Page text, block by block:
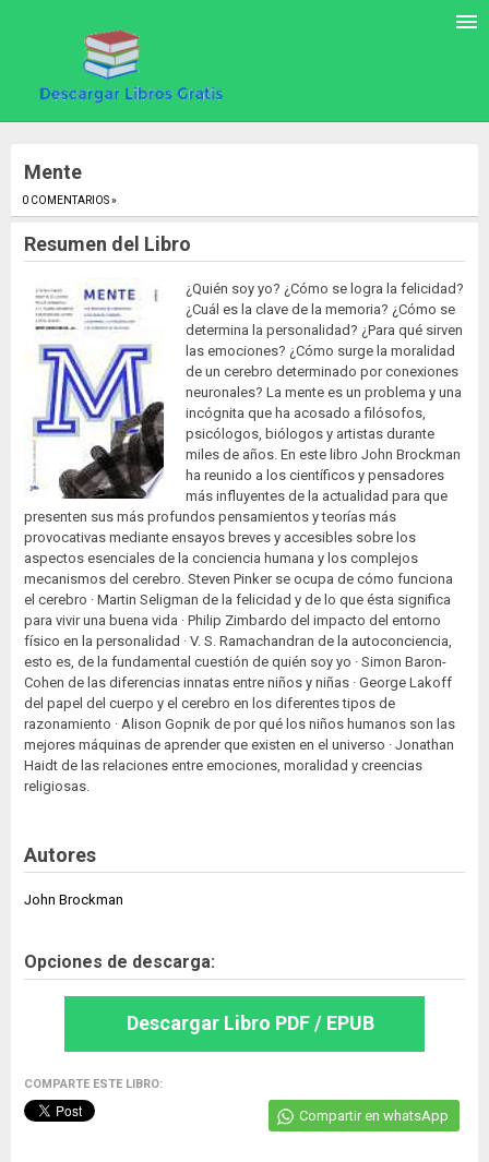
Mente
0 COMENTARIOS ».
Resumen del Libro
¿Quién soy yo? ¿Cómo se logra la felicidad?
¿Cuál es la clave de la memoria? ¿Cómo se
determina la personalidad? ¿Para qué sirven
las emociones? ¿Cómo surge la moralidad
de un cerebro determinado por conexiones
neuronales? La mente es un problema y una
incógnita que ha acosado a filósofos,
psicólogos, biólogos y artistas durante
miles de años. En este libro John Brockman
ha reunido a los científicos y pensadores
más influyentes de la actualidad para que
presenten sus más profundos pensamientos y teorías más
provocativas mediante ensayos breves y accesibles sobre los
aspectos esenciales de la conciencia humana y los complejos
mecanismos del cerebro. Steven Pinker se ocupa de cómo funciona
el cerebro · Martin Seligman de la felicidad y de lo que ésta significa
para vivir una buena vida · Philip Zimbardo del impacto del entorno
físico en la personalidad · V. S. Ramachandran de la autoconciencia,
esto es, de la fundamental cuestión de quién soy yo · Simon Baron-
Cohen de las diferencias innatas entre niños y niñas · George Lakoff
del papel del cuerpo y el cerebro en los diferentes tipos de
razonamiento · Alison Gopnik de por qué los niños humanos son las
mejores máquinas de aprender que existen en el universo · Jonathan
Haidt de las relaciones entre emociones, moralidad y creencias
religiosas.
Autores
John Brockman
Opciones de descarga:
Descargar Libro PDF / EPUB
COMPARTE ESTE LIBRO:
Compartir en whatsApp